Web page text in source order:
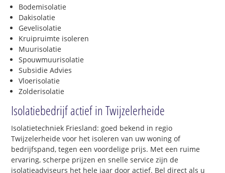
Bodemisolatie
Dakisolatie
Gevelisolatie
Kruipruimte isoleren
Muurisolatie
Spouwmuurisolatie
Subsidie Advies
Vloerisolatie
Zolderisolatie
Isolatiebedrijf actief in Twijzelerheide
Isolatietechniek Friesland: goed bekend in regio
Twijzelerheide voor het isoleren van uw woning of
bedrijfspand, tegen een voordelige prijs. Met een ruime
ervaring, scherpe prijzen en snelle service zijn de
isolatieadviseurs het hele jaar door actief. Bel direct als u